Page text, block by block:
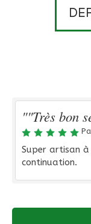
""Très bon
Super artisan à
continuation.